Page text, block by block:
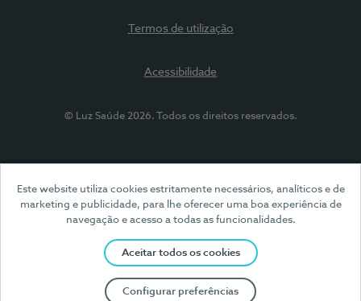
Este website utiliza cookies estritamente necessários, analíticos e de
marketing e publicidade, para lhe oferecer uma boa experiência de
navegação e acesso a todas as funcionalidades.
Aceitar todos os cookies
Configurar preferências
Termos de utilização
Acessibilidade
© Luz Saúde 2026. Todos os direitos reservados.